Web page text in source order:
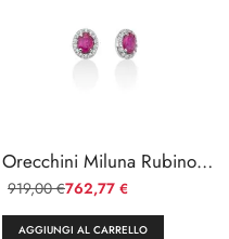
Orecchini Miluna Rubino e Diamanti
762,77 €
919,00€
AGGIUNGI AL CARRELLO